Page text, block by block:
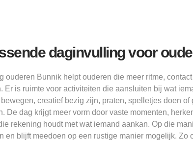
daginvulling voor
ouderen Bunnik helpt ouderen die meer ritme,
Er is ruimte voor activiteiten die aansluiten bij wat
creatief bezig zijn, praten, spelletjes doen of
De dag krijgt meer vorm door vaste momenten,
rekening houdt met wat iemand aankan. Op die
en blijft meedoen op een rustige manier mogelijk. Zo